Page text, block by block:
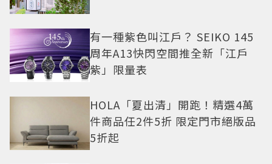
有一種紫色叫江戶？ SEIKO 145
周年A13快閃空間推全新「江戶
紫」限量表
HOLA「夏出清」開跑！精選4萬
件商品任2件5折 限定門市絕版品
5折起